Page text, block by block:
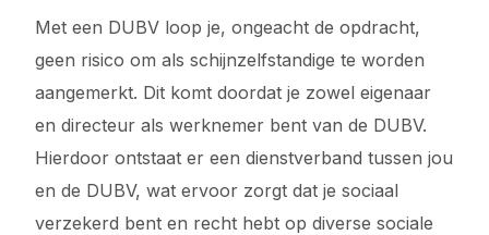
Met een DUBV loop je, ongeacht de opdracht,
geen risico om als schijnzelfstandige te worden
aangemerkt. Dit komt doordat je zowel eigenaar
en directeur als werknemer bent van de DUBV.
Hierdoor ontstaat er een dienstverband tussen jou
en de DUBV, wat ervoor zorgt dat je sociaal
verzekerd bent en recht hebt op diverse sociale